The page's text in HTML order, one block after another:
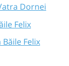
Dornei
Felix
Felix